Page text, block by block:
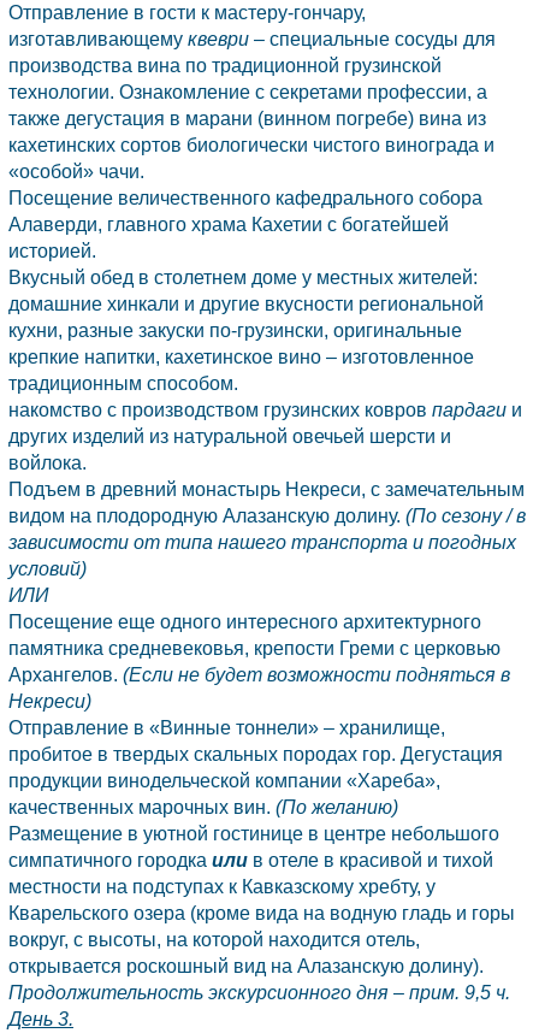
Отправление в гости к мастеру-гончару,
изготавливающему квеври – специальные сосуды для
производства вина по традиционной грузинской
технологии. Ознакомление с секретами профессии, а
также дегустация в марани (винном погребе) вина из
кахетинских сортов биологически чистого винограда и
«особой» чачи.
Посещение величественного кафедрального собора
Алаверди, главного храма Кахетии с богатейшей
историей.
Вкусный обед в столетнем доме у местных жителей:
домашние хинкали и другие вкусности региональной
кухни, разные закуски по-грузински, оригинальные
крепкие напитки, кахетинское вино – изготовленное
традиционным способом.
накомство с производством грузинских ковров пардаги и
других изделий из натуральной овечьей шерсти и
войлока.
Подъем в древний монастырь Некреси, с замечательным
видом на плодородную Алазанскую долину. (По сезону / в
зависимости от типа нашего транспорта и погодных
условий)
ИЛИ
Посещение еще одного интересного архитектурного
памятника средневековья, крепости Греми с церковью
Архангелов. (Если не будет возможности подняться в
Некреси)
Отправление в «Винные тоннели» – хранилище,
пробитое в твердых скальных породах гор. Дегустация
продукции винодельческой компании «Хареба»,
качественных марочных вин. (По желанию)
Размещение в уютной гостинице в центре небольшого
симпатичного городка или в отеле в красивой и тихой
местности на подступах к Кавказскому хребту, у
Кварельского озера (кроме вида на водную гладь и горы
вокруг, с высоты, на которой находится отель,
открывается роскошный вид на Алазанскую долину).
Продолжительность экскурсионного дня – прим. 9,5 ч.
День 3.